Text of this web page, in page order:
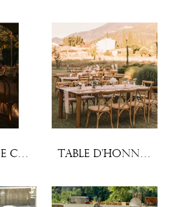
Galettes de chaises écrues (lot x10) Table d’honneur en bois 240cm x 100cm